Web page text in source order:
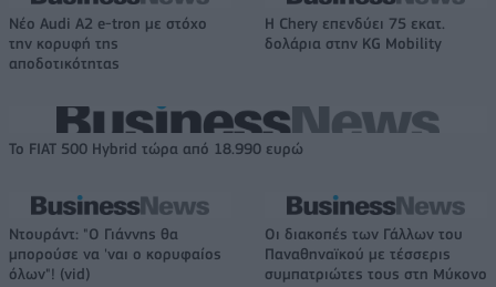
Νέο Audi A2 e-tron με στόχο
την κορυφή της
αποδοτικότητας
Η Chery επενδύει 75 εκατ.
δολάρια στην KG Mobility
Το FIAT 500 Hybrid τώρα από 18.990 ευρώ
Ντουράντ: "Ο Γιάννης θα
μπορούσε να 'ναι ο κορυφαίος
όλων"! (vid)
Οι διακοπές των Γάλλων του
Παναθηναϊκού με τέσσερις
συμπατριώτες τους στη Μύκονο